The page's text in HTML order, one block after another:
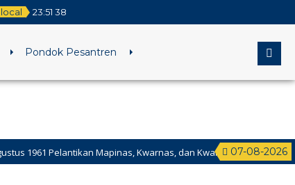
local 23:51 38
Pondok Pesantren
07-08-2026
Mapinas, Kwarnas, dan Kwarnari di Istana Negara, serta